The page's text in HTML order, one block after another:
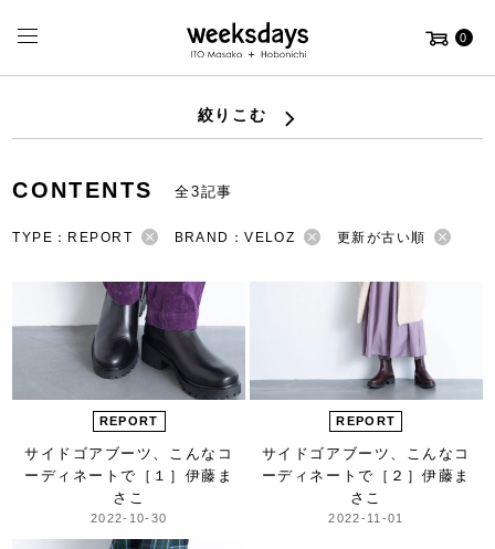
0
絞りこむ
CONTENTS 全3記事
TYPE：REPORT BRAND：VELOZ 更新が古い順
REPORT
サイドゴアブーツ、
こんなコ
ーディネートで［１］ 伊藤ま
さこ
2022-10-30
REPORT
サイドゴアブーツ、
こんなコ
ーディネートで［２］伊藤ま
さこ
2022-11-01